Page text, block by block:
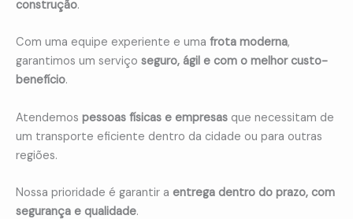
construção.
Com uma equipe experiente e uma frota moderna,
garantimos um serviço seguro, ágil e com o melhor custo-
benefício.
Atendemos pessoas físicas e empresas que necessitam de
um transporte eficiente dentro da cidade ou para outras
regiões.
Nossa prioridade é garantir a entrega dentro do prazo, com
segurança e qualidade.